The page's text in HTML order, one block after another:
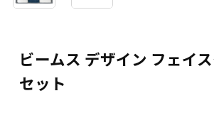
ビームス デザイン フェイ
セット